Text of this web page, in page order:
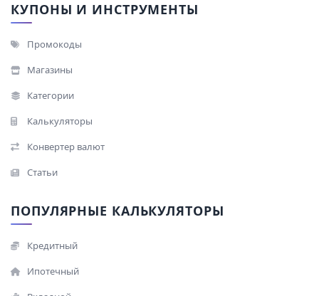
КУПОНЫ И ИНСТРУМЕНТЫ
Промокоды
Магазины
Категории
Калькуляторы
Конвертер валют
Статьи
ПОПУЛЯРНЫЕ КАЛЬКУЛЯТОРЫ
Кредитный
Ипотечный